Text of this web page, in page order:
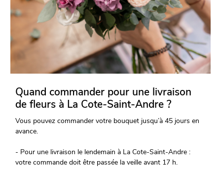
Quand commander pour une livraison
de fleurs à La Cote-Saint-Andre ?
Vous pouvez commander votre bouquet jusqu’à 45 jours en
avance.
- Pour une livraison le lendemain à La Cote-Saint-Andre :
votre commande doit être passée la veille avant 17 h.